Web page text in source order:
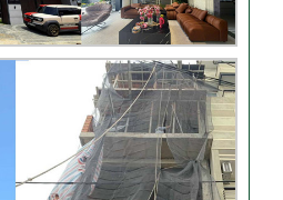
Video đánh giá từ khách
hàng chị Oanh – sửa nhà